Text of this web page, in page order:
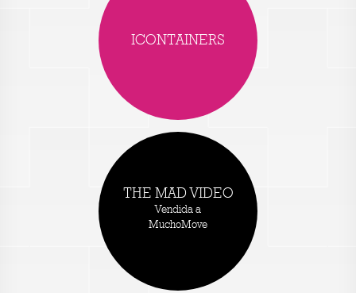
ICONTAINERS
THE MAD VIDEO
Vendida a
MuchoMove